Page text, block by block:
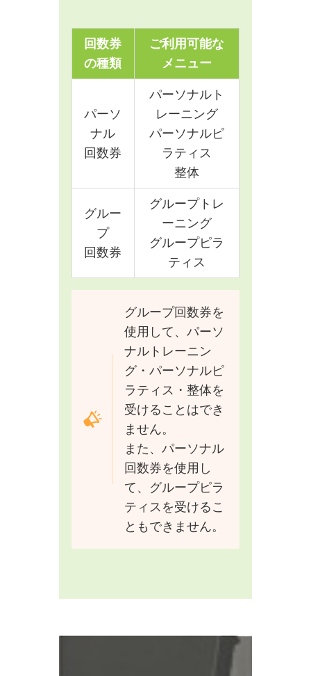
回数券
の種類
ご利用可能な
メニュー
パーソ
ナル
回数券
パーソナルト
レーニング
パーソナルピ
ラティス
整体
グルー
プ
回数券
グループトレ
ーニング
グループピラ
ティス
グループ回数券を
使用して、パーソ
ナルトレーニン
グ・パーソナルピ
ラティス・整体を
受けることはでき
ません。
また、パーソナル
回数券を使用し
て、グループピラ
ティスを受けるこ
ともできません。